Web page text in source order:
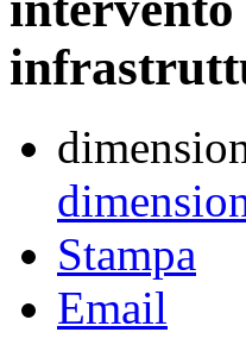
Stampa
Email